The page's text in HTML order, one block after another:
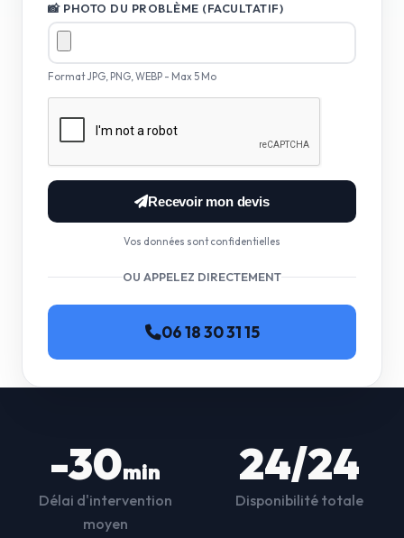
📸 PHOTO DU PROBLÈME (FACULTATIF)
Format JPG, PNG, WEBP - Max 5 Mo
Recevoir mon devis
Vos données sont confidentielles
OU APPELEZ DIRECTEMENT
06 18 30 31 15
-30min
Délai d'intervention
moyen
24/24
Disponibilité totale